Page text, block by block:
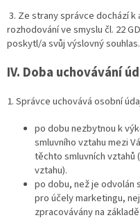
3. Ze strany správce dochází
rozhodování ve smyslu čl. 22
poskytl/a svůj výslovný souhlas.
IV. Doba uchovávání
1. Správce uchovává osobní
po dobu nezbytnou k
smluvního vztahu mezi
těchto smluvních vztahů
vztahu).
po dobu, než je odvolán
pro účely marketingu,
zpracovávány na